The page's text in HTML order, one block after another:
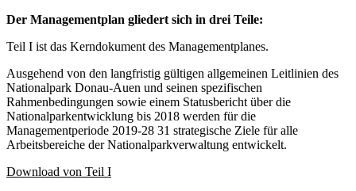
Der Managementplan gliedert sich in drei Teile:
Teil I ist das Kerndokument des Managementplanes.
Ausgehend von den langfristig gültigen allgemeinen Leitlinien des
Nationalpark Donau-Auen und seinen spezifischen
Rahmenbedingungen sowie einem Statusbericht über die
Nationalparkentwicklung bis 2018 werden für die
Managementperiode 2019-28 31 strategische Ziele für alle
Arbeitsbereiche der Nationalparkverwaltung entwickelt.
Download von Teil I